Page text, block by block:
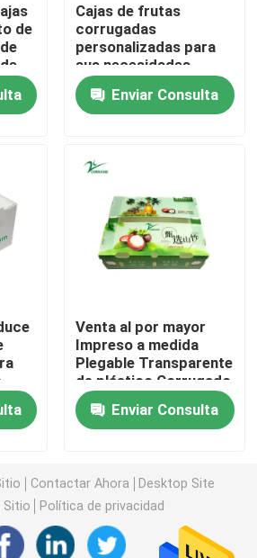
vegetales
de la fruta
la hoja
del envase de plástico
la caja
de
Cajas de frutas
corrugadas
personalizadas para
sus necesidades
específicas
Enviar Consulta
Venta al por mayor
Impreso a medida
Plegable Transparente
de plástico Corrugado
Cuadrado Embalaje de
exhibición Cajas de
frutas con tapas
Enviar Consulta
Contactar Ahora
Desktop Site
Sitio
Política de privacidad